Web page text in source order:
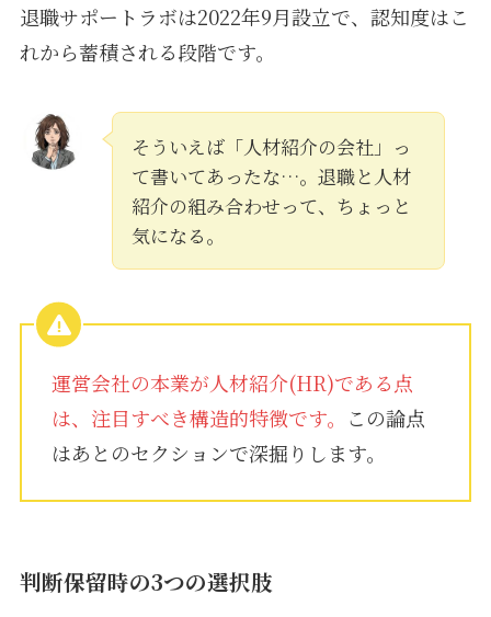
退職サポートラボは2022年9月設立で、認知度はこ
れから蓄積される段階です。
そういえば「人材紹介の会社」っ
て書いてあったな…。退職と人材
紹介の組み合わせって、ちょっと
気になる。
運営会社の本業が人材紹介(HR)である点
は、注目すべき構造的特徴です。 この論点
はあとのセクションで深掘りします。
判断保留時の3つの選択肢